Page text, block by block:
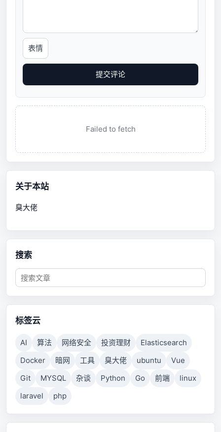
表情
提交评论
Failed to fetch
关于本站
臭大佬
搜索
标签云
AI 算法 网络安全 投资理财
Elasticsearch
Docker
暗网 工具 臭大佬 ubuntu
Vue
Git
MYSQL 杂谈 Python Go 前端
linux
laravel
php